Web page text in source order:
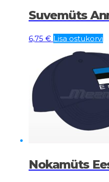
Suvemüts
6,75 € Lisa ostukorvi
Nokamüts